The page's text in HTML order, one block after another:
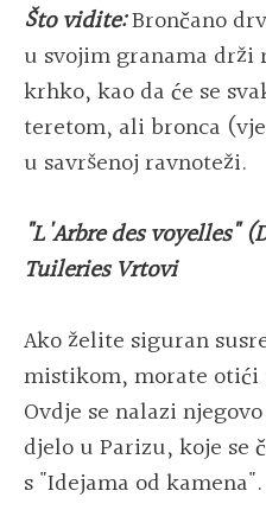
Što vidite:Brončano
u svojim granama
krhko, kao da će se
teretom, ali bronca
u savršenoj ravnoteži.
"L'Arbre des voyelles"
Tuileries Vrtovi
Ako želite siguran
mistikom, morate otići
Ovdje se nalazi
djelo u Parizu, koje se
s "Idejama od kamena".